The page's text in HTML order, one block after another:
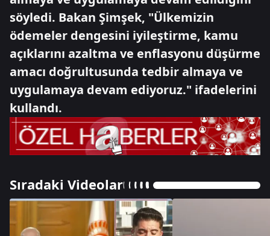
söyledi. Bakan Şimşek, "Ülkemizin
ödemeler dengesini iyileştirme, kamu
açıklarını azaltma ve enflasyonu düşürme
amacı doğrultusunda tedbir almaya ve
uygulamaya devam ediyoruz." ifadelerini
kullandı.
Sıradaki Videolar